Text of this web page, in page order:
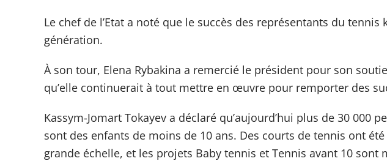
Le chef de l’Etat a noté que le succès des représentants du
génération.
À son tour, Elena Rybakina a remercié le président pour son
qu’elle continuerait à tout mettre en œuvre pour remporter des
Kassym-Jomart Tokayev a déclaré qu’aujourd’hui plus de 30
sont des enfants de moins de 10 ans. Des courts de tennis ont
grande échelle, et les projets Baby tennis et Tennis avant 10 sont